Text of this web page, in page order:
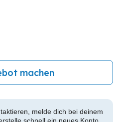
machen
melde dich bei deinem